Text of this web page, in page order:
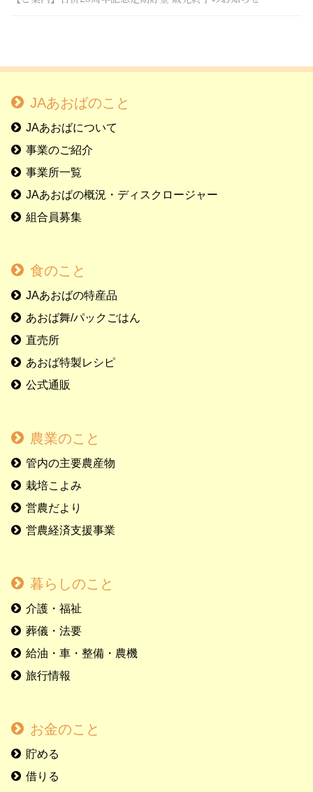
JAあおばのこと
JAあおばについて
事業のご紹介
事業所一覧
JAあおばの概況・ディスクロージャー
組合員募集
食のこと
JAあおばの特産品
あおば舞/パックごはん
直売所
あおば特製レシピ
公式通販
農業のこと
管内の主要農産物
栽培こよみ
営農だより
営農経済支援事業
暮らしのこと
介護・福祉
葬儀・法要
給油・車・整備・農機
旅行情報
お金のこと
貯める
借りる